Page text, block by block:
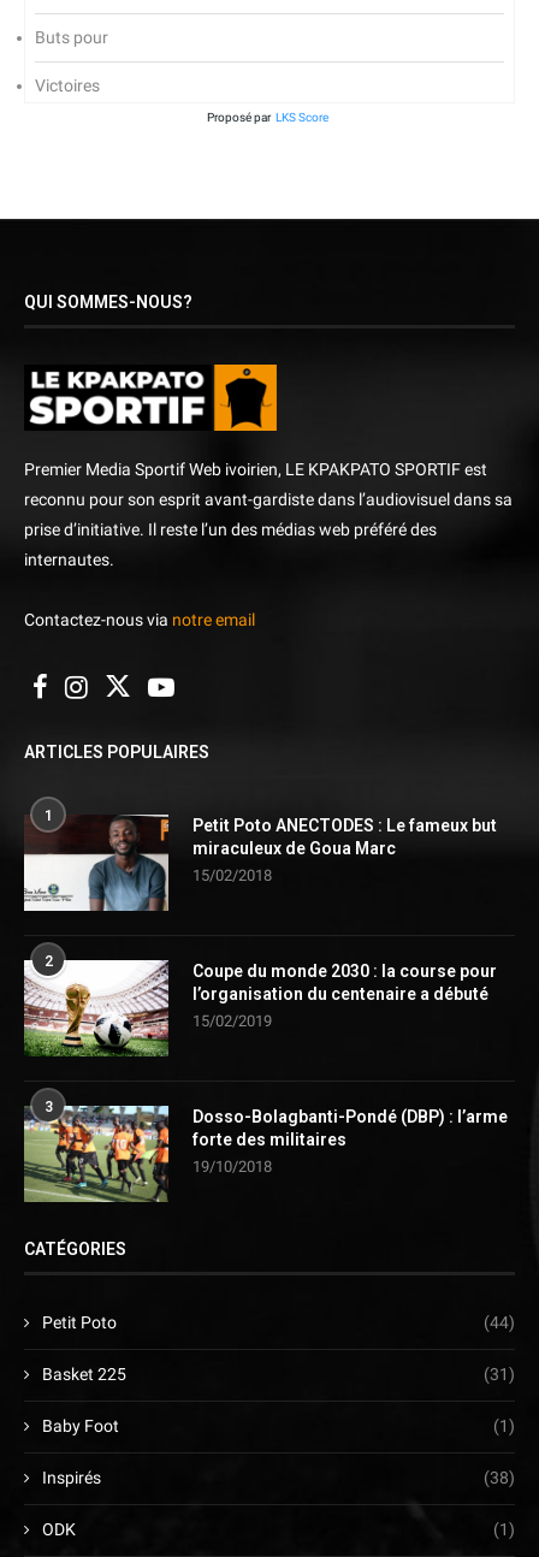
Buts pour
Victoires
Proposé par LKS Score
QUI SOMMES-NOUS?
Premier Media Sportif Web ivoirien, LE KPAKPATO SPORTIF est
reconnu pour son esprit avant-gardiste dans l’audiovisuel dans sa
prise d’initiative. Il reste l’un des médias web préféré des
internautes.
Contactez-nous via notre email
ARTICLES POPULAIRES
1
Petit Poto ANECTODES : Le fameux but
miraculeux de Goua Marc
15/02/2018
2
Coupe du monde 2030 : la course pour
l’organisation du centenaire a débuté
15/02/2019
3
Dosso-Bolagbanti-Pondé (DBP) : l’arme
forte des militaires
19/10/2018
CATÉGORIES
Petit Poto (44)
Basket 225 (31)
Baby Foot (1)
Inspirés (38)
ODK (1)